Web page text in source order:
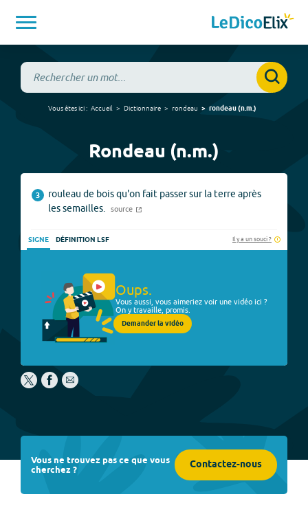
Vous êtes ici : Accueil Dictionnaire rondeau rondeau(n.m.)
Rondeau (n.m.)
3
rouleau de bois qu'on fait passer sur la terre après
les semailles.
source
SIGNE DÉFINITION LSF Il y a un souci ?
Oups.
Vous aussi, vous aimeriez voir une vidéo ici ?
On y travaille, promis.
Demander la vidéo
Vous ne trouvez pas ce que vous
cherchez ? Contactez-nous